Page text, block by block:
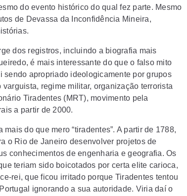
do evento histórico do qual fez parte. Mesmo
de Devassa da Inconfidência Mineira,
dos registros, incluindo a biografia mais
é mais interessante do que o falso mito
sendo apropriado ideologicamente por grupos
regime militar, organização terrorista
Tiradentes (MRT), movimento pela
a partir de 2000.
do que mero “tiradentes”. A partir de 1788,
o Rio de Janeiro desenvolver projetos de
conhecimentos de engenharia e geografia. Os
teriam sido boicotados por certa elite carioca,
rei, que ficou irritado porque Tiradentes tentou
ignorando a sua autoridade. Viria daí o